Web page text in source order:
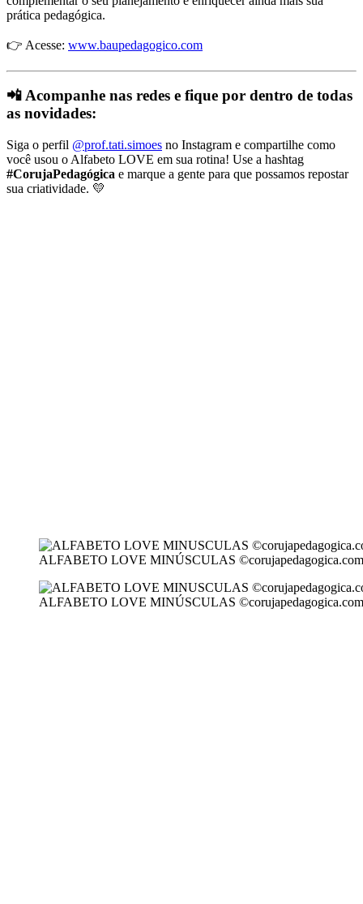
prática pedagógica.
👉 Acesse: www.baupedagogico.com
📲 Acompanhe nas redes e fique por dentro de todas
as novidades:
Siga o perfil @prof.tati.simoes no Instagram e compartilhe como
você usou o Alfabeto LOVE em sua rotina! Use a hashtag
#CorujaPedagógica e marque a gente para que possamos repostar
sua criatividade. 💛
ALFABETO LOVE MINÚSCULAS ©corujapedagogica.com
ALFABETO LOVE MINÚSCULAS ©corujapedagogica.com